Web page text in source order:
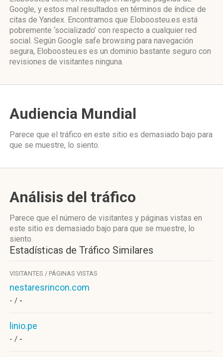
Google, y estos mal resultados en términos de índice de
citas de Yandex. Encontramos que Eloboosteu.es está
pobremente ‘socializado’ con respecto a cualquier red
social. Según Google safe browsing para navegación
segura, Eloboosteu.es es un dominio bastante seguro con
revisiones de visitantes ninguna.
Audiencia Mundial
Parece que el tráfico en este sitio es demasiado bajo para
que se muestre, lo siento.
Análisis del tráfico
Parece que el número de visitantes y páginas vistas en
este sitio es demasiado bajo para que se muestre, lo
siento.
Estadísticas de Tráfico Similares
VISITANTES / PÁGINAS VISTAS
nestaresrincon.com
- / -
linio.pe
- / -